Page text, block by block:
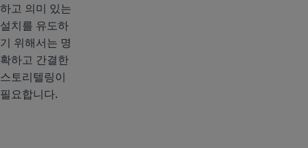
하고 의미 있는
설치를 유도하
기 위해서는 명
확하고 간결한
스토리텔링이
필요합니다.